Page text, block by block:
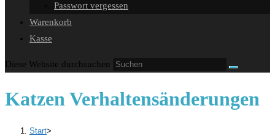
Passwort vergessen
Warenkorb
Kasse
Diese Website durchsuchen
Katzen Verhaltensänderungen
Start>